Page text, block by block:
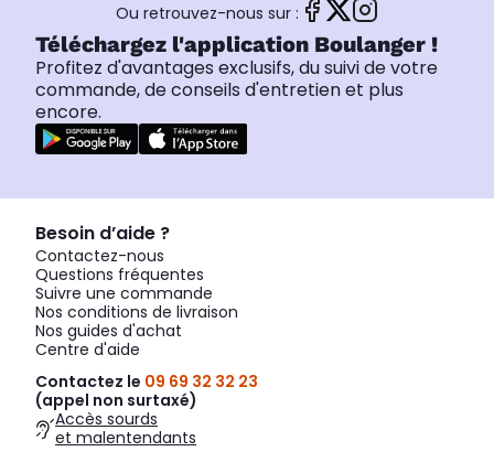
Ou retrouvez-nous sur :
Téléchargez l'application Boulanger !
Profitez d'avantages exclusifs, du suivi de votre
commande, de conseils d'entretien et plus
encore.
Besoin d’aide ?
Contactez-nous
Questions fréquentes
Suivre une commande
Nos conditions de livraison
Nos guides d'achat
Centre d'aide
Contactez le 09 69 32 32 23
(appel non surtaxé)
Accès sourds
et malentendants